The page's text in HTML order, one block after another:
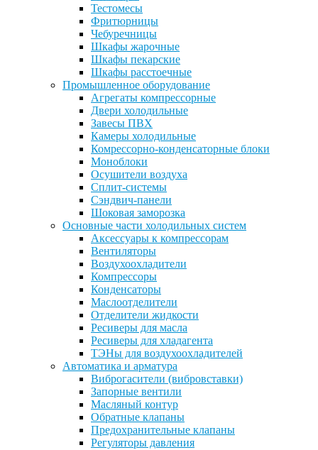
Тестомесы
Фритюрницы
Чебуречницы
Шкафы жарочные
Шкафы пекарские
Шкафы расстоечные
Промышленное оборудование
Агрегаты компрессорные
Двери холодильные
Завесы ПВХ
Камеры холодильные
Комрессорно-конденсаторные блоки
Моноблоки
Осушители воздуха
Сплит-системы
Сэндвич-панели
Шоковая заморозка
Основные части холодильных систем
Аксессуары к компрессорам
Вентиляторы
Воздухоохладители
Компрессоры
Конденсаторы
Маслоотделители
Отделители жидкости
Ресиверы для масла
Ресиверы для хладагента
ТЭНы для воздухоохладителей
Автоматика и арматура
Виброгасители (вибровставки)
Запорные вентили
Масляный контур
Обратные клапаны
Предохранительные клапаны
Регуляторы давления